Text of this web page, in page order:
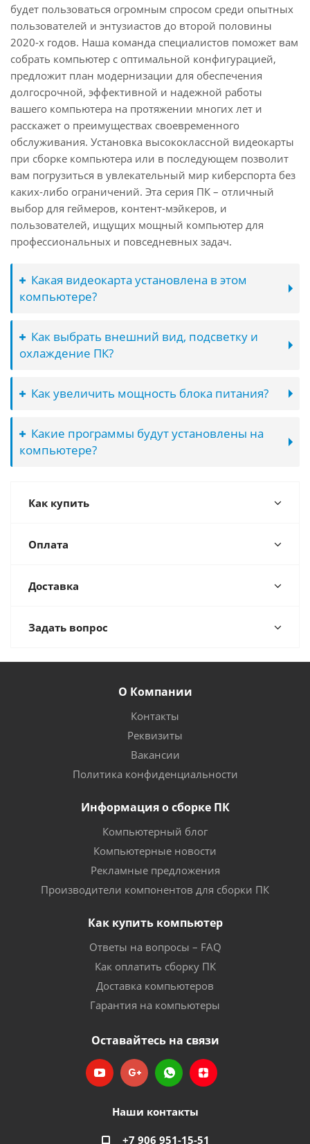
будет пользоваться огромным спросом среди опытных
пользователей и энтузиастов до второй половины
2020-х годов. Наша команда специалистов поможет вам
собрать компьютер с оптимальной конфигурацией,
предложит план модернизации для обеспечения
долгосрочной, эффективной и надежной работы
вашего компьютера на протяжении многих лет и
расскажет о преимуществах своевременного
обслуживания. Установка высококлассной видеокарты
при сборке компьютера или в последующем позволит
вам погрузиться в увлекательный мир киберспорта без
каких-либо ограничений. Эта серия ПК – отличный
выбор для геймеров, контент-мэйкеров, и
пользователей, ищущих мощный компьютер для
профессиональных и повседневных задач.
Какая видеокарта установлена в этом
компьютере?
Как выбрать внешний вид, подсветку и
охлаждение ПК?
Как увеличить мощность блока питания?
Какие программы будут установлены на
компьютере?
Как купить
Оплата
Доставка
Задать вопрос
О Компании
Контакты
Реквизиты
Вакансии
Политика конфиденциальности
Информация о сборке ПК
Компьютерный блог
Компьютерные новости
Рекламные предложения
Производители компонентов для сборки ПК
Как купить компьютер
Ответы на вопросы – FAQ
Как оплатить сборку ПК
Доставка компьютеров
Гарантия на компьютеры
Оставайтесь на связи
Наши контакты
+7 906 951-15-51